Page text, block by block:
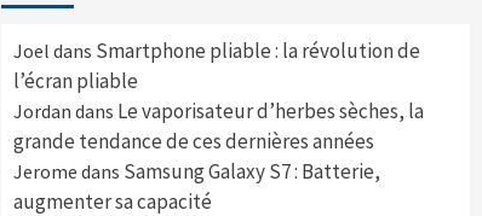
Joel dans Smartphone pliable : la révolution de
l’écran pliable
Jordan dans Le vaporisateur d’herbes sèches, la
grande tendance de ces dernières années
Jerome dans Samsung Galaxy S7 : Batterie,
augmenter sa capacité